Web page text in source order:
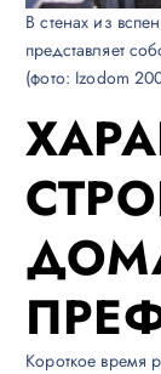
В стенах из
представляет
(фото: Izodom
Короткое время